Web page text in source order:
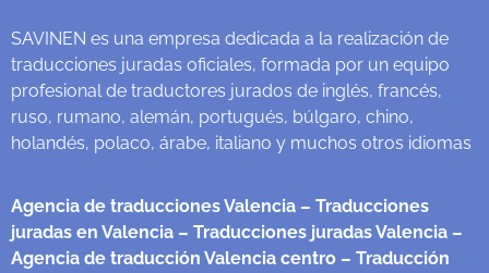
SAVINEN es una empresa dedicada a la realización de
traducciones juradas oficiales, formada por un equipo
profesional de traductores jurados de inglés, francés,
ruso, rumano, alemán, portugués, búlgaro, chino,
holandés, polaco, árabe, italiano y muchos otros idiomas
Agencia de traducciones Valencia – Traducciones
juradas en Valencia – Traducciones juradas Valencia –
Agencia de traducción Valencia centro – Traducción